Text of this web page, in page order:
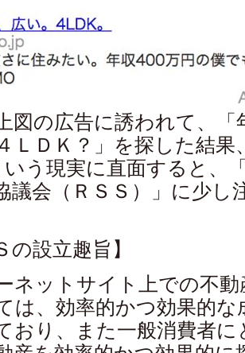
の広告に誘われて、「
ＬＤＫ？」を探した結果
う現実に直面すると、
議会（ＲＳＳ）」に少し
設立趣旨】
ネットサイト上での不動
は、効率的かつ効果的な
おり、また一般消費者